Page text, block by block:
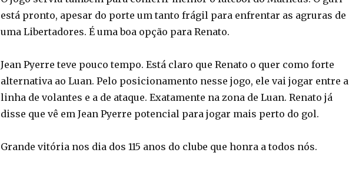
está pronto, apesar do porte um tanto frágil para enfrentar as agruras de
uma Libertadores. É uma boa opção para Renato.
Jean Pyerre teve pouco tempo. Está claro que Renato o quer como forte
alternativa ao Luan. Pelo posicionamento nesse jogo, ele vai jogar entre a
linha de volantes e a de ataque. Exatamente na zona de Luan. Renato já
disse que vê em Jean Pyerre potencial para jogar mais perto do gol.
Grande vitória nos dia dos 115 anos do clube que honra a todos nós.